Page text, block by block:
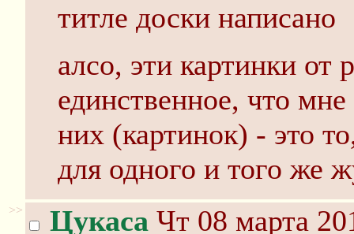
титле доски написано
алсо, эти картинки от
единственное, что
них (картинок) - это
для одного и того же
>> Цукаса Чт 08 марта